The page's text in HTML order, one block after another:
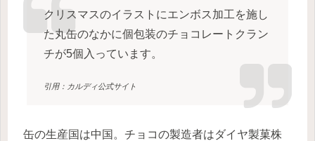
クリスマスのイラストにエンボス加工を施し
た丸缶のなかに個包装のチョコレートクラン
チが5個入っています。
引用：カルディ公式サイト
缶の生産国は中国。チョコの製造者はダイヤ製菓株